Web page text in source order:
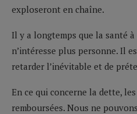
exploseront en chaîne.
Il y a longtemps que la santé à
n’intéresse plus personne. Il
retarder l’inévitable et de
En ce qui concerne la dette,
remboursées. Nous ne